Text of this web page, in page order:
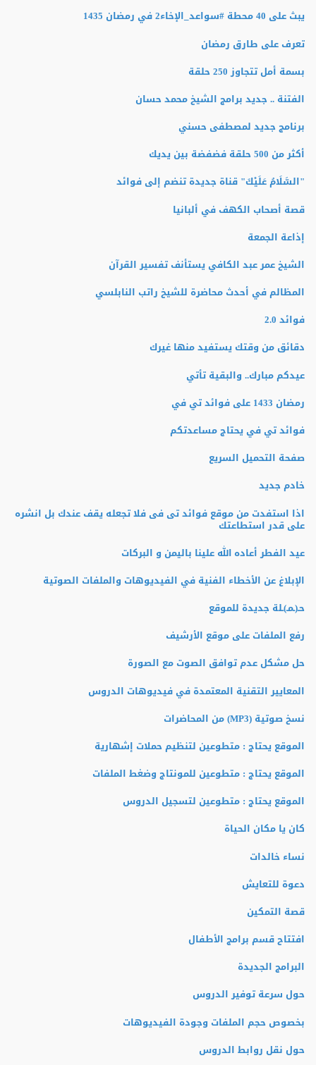
يبث على 40 محطة #سواعد_الإخاء2 في رمضان 1435
تعرف على طارق رمضان
بسمة أمل تتجاوز 250 حلقة
الفتنة .. جديد برامج الشيخ محمد حسان
برنامج جديد لمصطفى حسني
أكثر من 500 حلقة فضفضة بين يديك
"السَّلَامُ عَلَيْكَ" قناة جديدة تنضم إلى فوائد
قصة أصحاب الكهف في ألبانيا
إذاعة الجمعة
الشيخ عمر عبد الكافي يستأنف تفسير القرآن
المظالم في أحدث محاضرة للشيخ راتب النابلسي
فوائد 2.0
دقائق من وقتك يستفيد منها غيرك
عيدكم مبارك.. والبقية تأتي
رمضان 1433 على فوائد تي في
فوائد تي في يحتاج مساعدتكم
صفحة التحميل السريع
خادم جديد
اذا استفدت من موقع فوائد تى فى فلا تجعله يقف عندك بل انشره
على قدر استطاعتك
عيد الفطر أعاده الله علينا باليمن و البركات
الإبلاغ عن الأخطاء الفنية في الفيديوهات والملفات الصوتية
حـ(ـمـ)ـلة جديدة للموقع
رفع الملفات على موقع الأرشيف
حل مشكل عدم توافق الصوت مع الصورة
المعايير التقنية المعتمدة في فيديوهات الدروس
نسخ صوتية (MP3) من المحاضرات
الموقع يحتاج : متطوعين لتنظيم حملات إشهارية
الموقع يحتاج : متطوعين للمونتاج وضغط الملفات
الموقع يحتاج : متطوعين لتسجيل الدروس
كان يا مكان الحياة
نساء خالدات
دعوة للتعايش
قصة التمكين
افتتاح قسم برامج الأطفال
البرامج الجديدة
حول سرعة توفير الدروس
بخصوص حجم الملفات وجودة الفيديوهات
حول نقل روابط الدروس